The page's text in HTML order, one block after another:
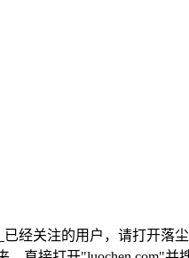
已经关注的用户，请打开落